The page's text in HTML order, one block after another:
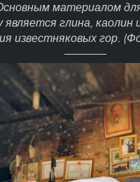
материалом
глина, каолин
известняковых гор.